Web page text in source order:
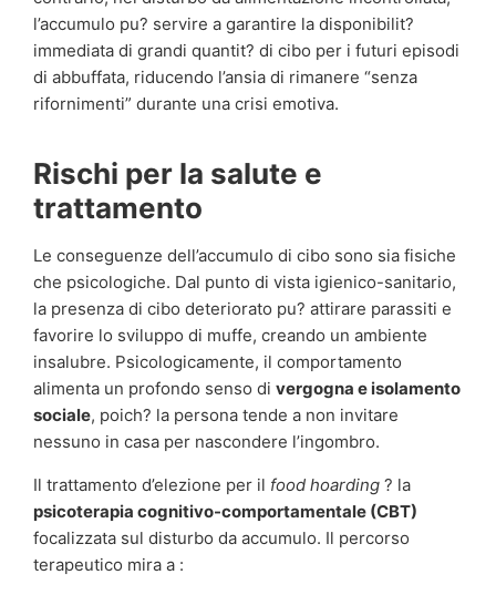
l’accumulo pu? servire a garantire la disponibilit?
immediata di grandi quantit? di cibo per i futuri episodi
di abbuffata, riducendo l’ansia di rimanere “senza
rifornimenti” durante una crisi emotiva.
Rischi per la salute e
trattamento
Le conseguenze dell’accumulo di cibo sono sia fisiche
che psicologiche. Dal punto di vista igienico-sanitario,
la presenza di cibo deteriorato pu? attirare parassiti e
favorire lo sviluppo di muffe, creando un ambiente
insalubre. Psicologicamente, il comportamento
alimenta un profondo senso di vergogna e isolamento
sociale, poich? la persona tende a non invitare
nessuno in casa per nascondere l’ingombro.
Il trattamento d’elezione per il food hoarding ? la
psicoterapia cognitivo-comportamentale (CBT)
focalizzata sul disturbo da accumulo. Il percorso
terapeutico mira a :